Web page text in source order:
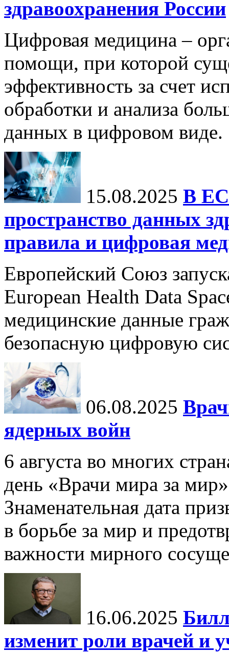
здравоохранения России
Цифровая медицина –
помощи, при которой
эффективность за счет
обработки и анализа
данных в цифровом виде.
15.08.2025 В ЕС
пространство данных
правила и цифровая
Европейский Союз
European Health Data
медицинские данные
безопасную цифровую
06.08.2025
ядерных войн
6 августа во многих
день «Врачи мира за
Знаменательная дата
в борьбе за мир и
важности мирного
16.06.2025
изменит роли врачей и